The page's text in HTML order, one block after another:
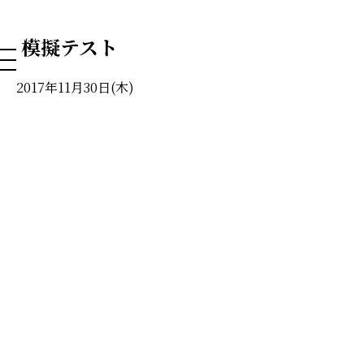
NAHA DOG GROOMING SCHOOL
模擬テスト
2017年11月30日(木)